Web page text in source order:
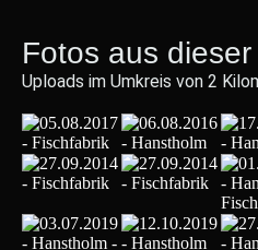
Fotos aus
Uploads im Umkreis von 2